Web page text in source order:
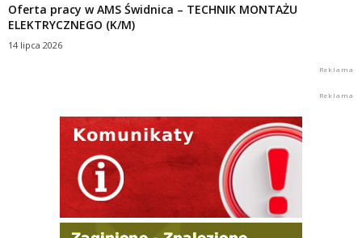
Oferta pracy w AMS Świdnica – TECHNIK MONTAŻU
ELEKTRYCZNEGO (K/M)
14 lipca 2026